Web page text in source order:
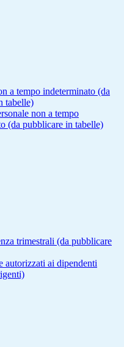
a tempo indeterminato (da
tabelle)
non a tempo
(da pubblicare in tabelle)
trimestrali (da pubblicare
autorizzati ai dipendenti